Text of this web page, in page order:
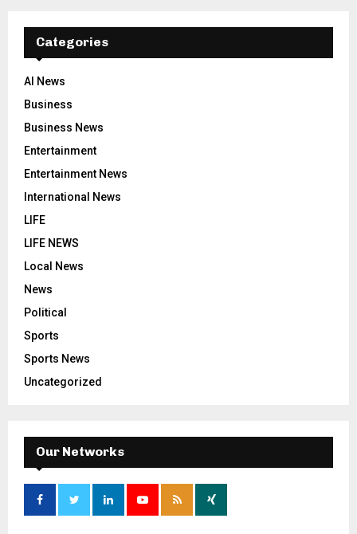
Categories
AI News
Business
Business News
Entertainment
Entertainment News
International News
LIFE
LIFE NEWS
Local News
News
Political
Sports
Sports News
Uncategorized
Our Networks